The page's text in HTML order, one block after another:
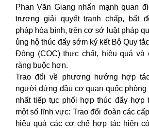
Phan Văn Giang nhấn mạnh quan
trương giải quyết tranh chấp, bất
pháp hòa bình, trên cơ sở luật pháp
ủng hộ thúc đẩy sớm ký kết Bộ Quy
Đông (COC) thực chất, hiệu quả và
ràng buộc hơn.
Trao đổi về phương hướng hợp
người đứng đầu cơ quan quốc
nhất tiếp tục phối hợp thúc đẩy hợp
một số lĩnh vực: Trao đổi đoàn các
hiệu quả các cơ chế hợp tác hiện